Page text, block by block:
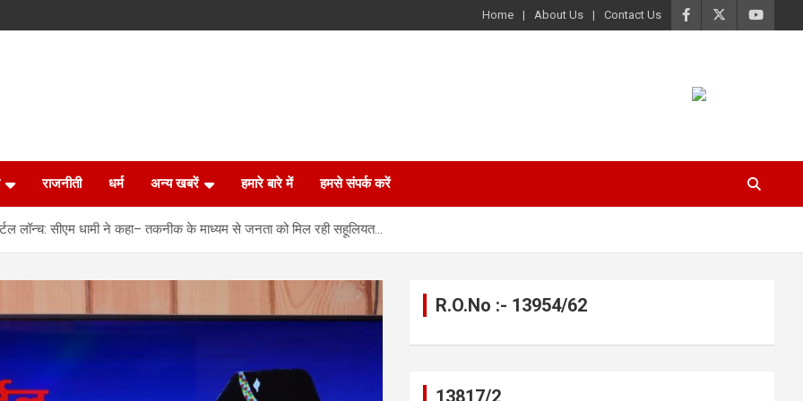
Home About Us Contact Us
राजनीती धर्म अन्य खबरें हमारे बारे में हमसे संपर्क करें
लॉन्च: सीएम धामी ने कहा– तकनीक के माध्यम से जनता को मिल रही सहूलियत…
R.O.No :- 13954/62
13817/2